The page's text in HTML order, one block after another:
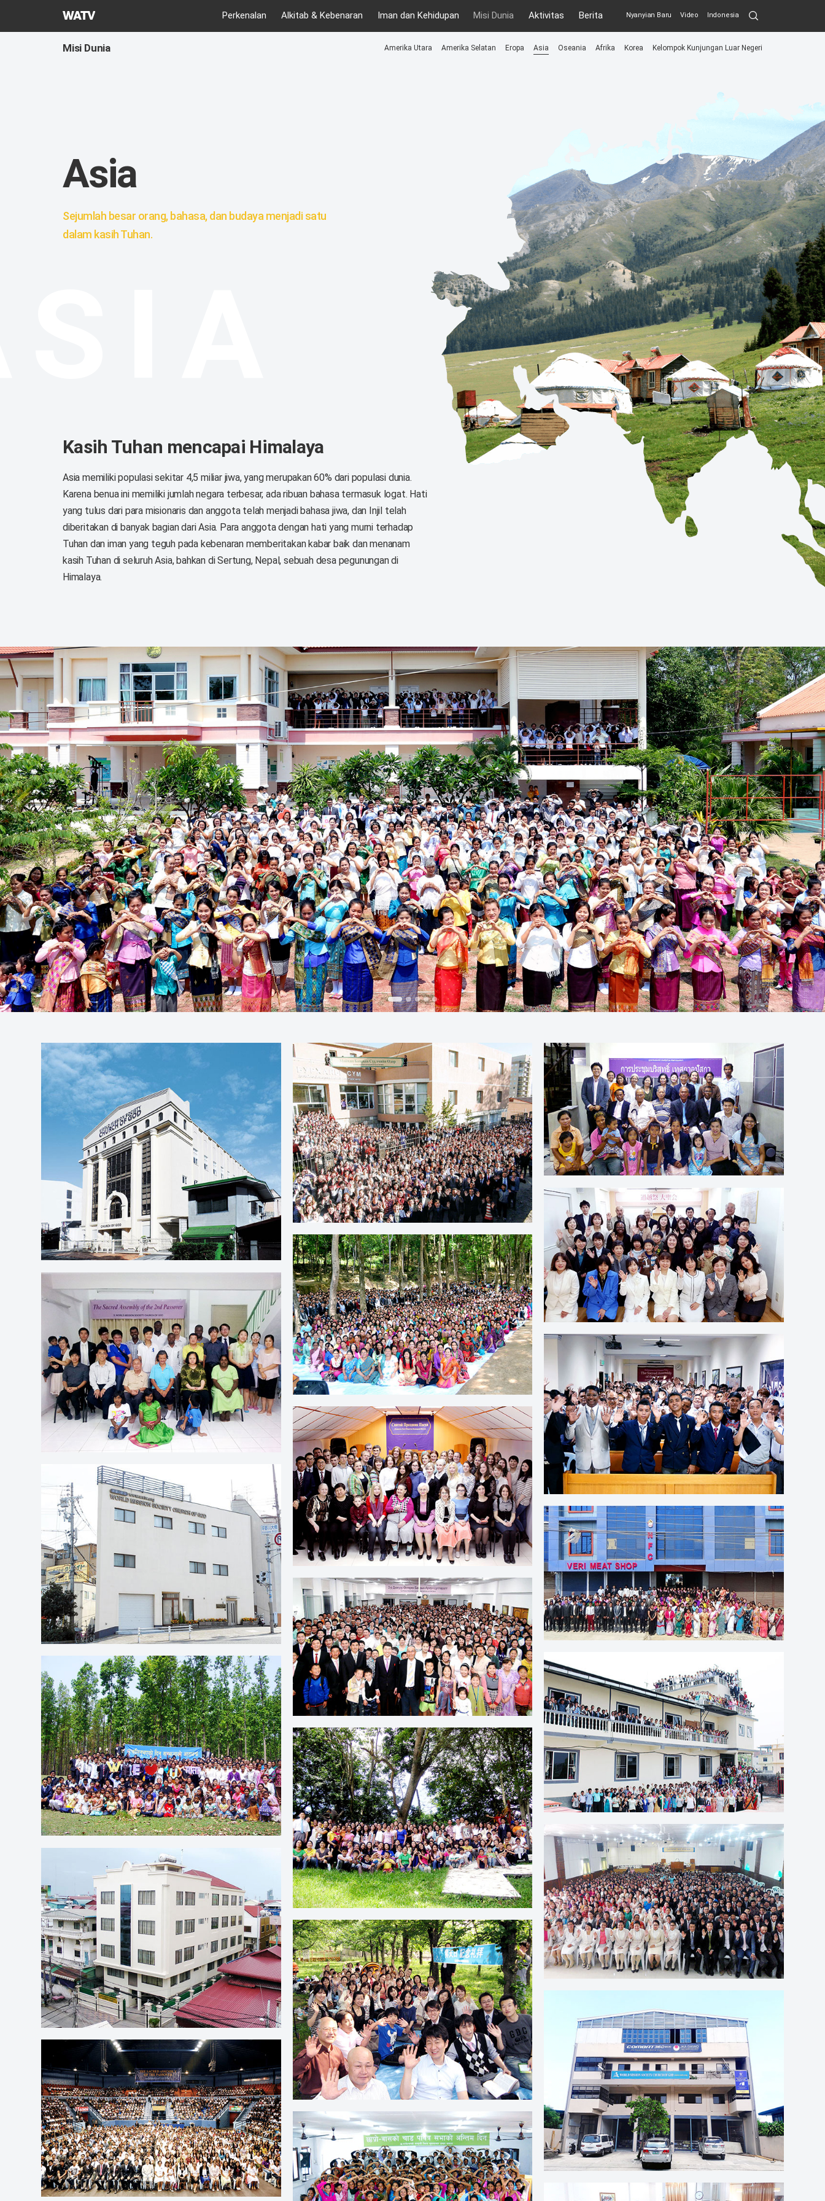
Gereja
Asosiasi
Perkenalan Alkitab & Kebenaran Iman dan Kehidupan Misi Dunia Aktivitas Berita Nyanyian Baru Video Indonesia Search
Submit
Misi Dunia Amerika Utara Amerika Selatan Eropa Asia Oseania Afrika Korea
Kelompok Kunjungan Luar Negeri
Asia
Sejumlah besar orang, bahasa, dan budaya menjadi satu
dalam kasih Tuhan.
​Kasih Tuhan mencapai Himalaya
Asia memiliki populasi sekitar 4,5 miliar jiwa, yang merupakan 60% dari populasi dunia.
Karena benua ini memiliki jumlah negara terbesar, ada ribuan bahasa termasuk logat. Hati
yang tulus dari para misionaris dan anggota telah menjadi bahasa jiwa, dan Injil telah
diberitakan di banyak bagian dari Asia. Para anggota dengan hati yang murni terhadap
Tuhan dan iman yang teguh pada kebenaran memberitakan kabar baik dan menanam
kasih Tuhan di seluruh Asia, bahkan di Sertung, Nepal, sebuah desa pegunungan di
Himalaya.